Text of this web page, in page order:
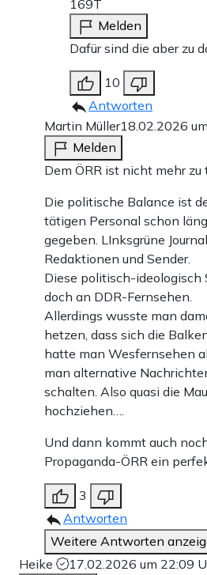
169T
Melden
Dafür sind die aber zu
10
Antworten
Martin Müller18.02.2026
Melden
Dem ÖRR ist nicht mehr zu
Die politische Balance ist
tätigen Personal schon
gegeben. LInksgrüne
Redaktionen und Sender.
Diese politisch-ideologisch
doch an DDR-Fernsehen.
Allerdings wusste man
hetzen, dass sich die
hatte man Wesfernsehen
man alternative
schalten. Also quasi die
hochziehen….
Und dann kommt auch
Propaganda-ÖRR ein
3
Antworten
Weitere Antworten
Heike
17.02.2026 um 22:09